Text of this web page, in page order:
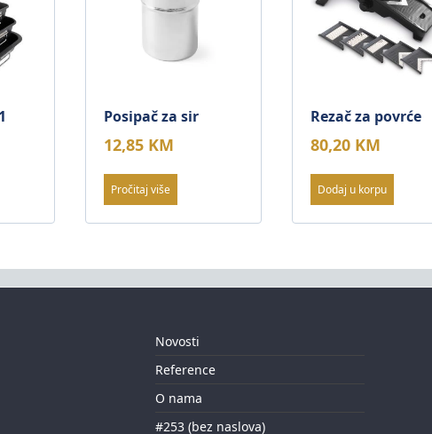
Posipač za sir
12,85 KM
Pročitaj više
Rezač za povrće
80,20 KM
Dodaj u korpu
Novosti
Reference
O nama
#253 (bez naslova)